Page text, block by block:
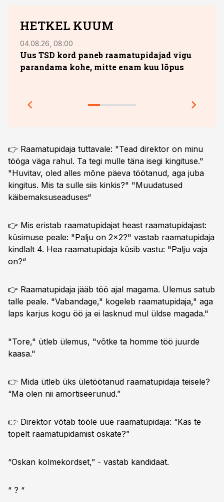
HETKEL KUUM
04.08.26, 08:00
Uus TSD kord paneb raamatupidajad vigu
parandama kohe, mitte enam kuu lõpus
👉 Raamatupidaja tuttavale: "Tead direktor on minu
tööga väga rahul. Ta tegi mulle täna isegi kingituse."
"Huvitav, oled alles mõne päeva töötanud, aga juba
kingitus. Mis ta sulle siis kinkis?" "Muudatused
käibemaksuseaduses“
👉 Mis eristab raamatupidajat heast raamatupidajast:
küsimuse peale: "Palju on 2x2?" vastab raamatupidaja
kindlalt 4. Hea raamatupidaja küsib vastu: "Palju vaja
on?“
👉 Raamatupidaja jääb töö ajal magama. Ülemus satub
talle peale. "Vabandage," kogeleb raamatupidaja," aga
laps karjus kogu öö ja ei lasknud mul üldse magada."
"Tore," ütleb ülemus, "võtke ta homme töö juurde
kaasa."
👉 Mida ütleb üks ületöötanud raamatupidaja teisele?
“Ma olen nii amortiseerunud.”
👉 Direktor võtab tööle uue raamatupidaja: “Kas te
topelt raamatupidamist oskate?”
“Oskan kolmekordset,” - vastab kandidaat.
“ ? “